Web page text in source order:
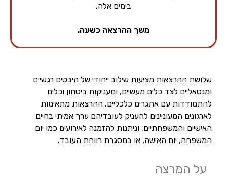
בימים אלה.
משך ההרצאה כשעה.
שלושת ההרצאות מציעות שילוב ייחודי של היבטים רגשיים
ומנטאליים לצד כלים מעשיים, ומעניקות ביטחון וכלים
להתמודדות עם אתגרים כלכליים. ההרצאות מתאימות
לארגונים המעוניינים להעניק לעובדיהם ערך אמיתי בחיים
האישיים והמשפחתיים, וניתנות להזמנה לאירועים כמו יום
המשפחה, יום האישה, או במסגרת רווחת העובד.
על המרצה